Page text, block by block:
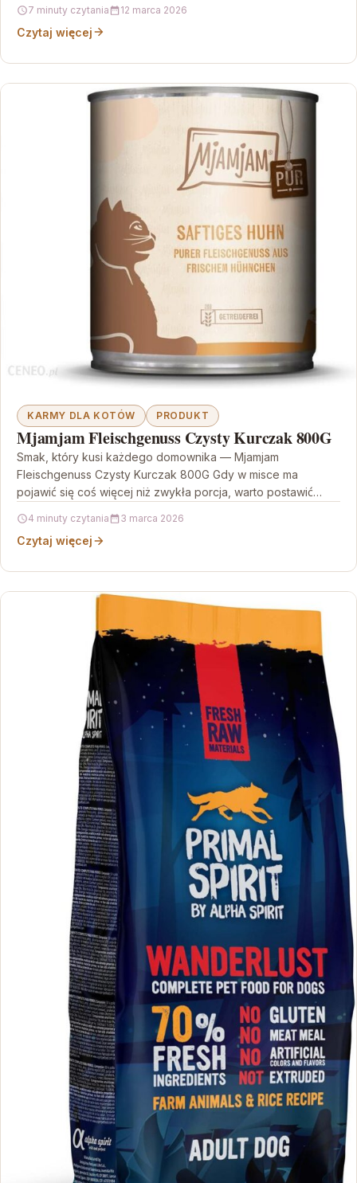
7 minuty czytania 12 marca 2026
Czytaj więcej
KARMY DLA KOTÓW PRODUKT
Mjamjam Fleischgenuss Czysty Kurczak 800G
Smak, który kusi każdego domownika — Mjamjam
Fleischgenuss Czysty Kurczak 800G Gdy w misce ma
pojawić się coś więcej niż zwykła porcja, warto postawić…
4 minuty czytania 3 marca 2026
Czytaj więcej